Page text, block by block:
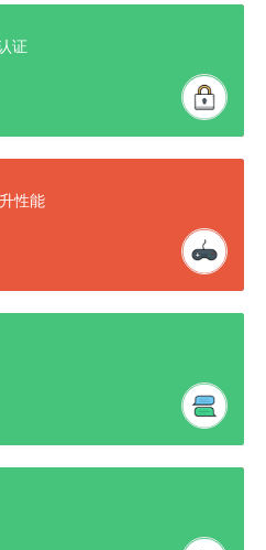
证
性能